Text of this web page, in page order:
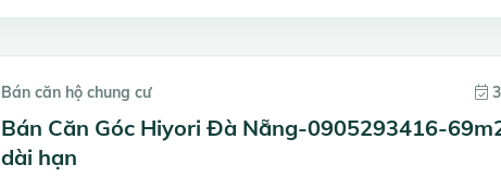
Bán căn hộ chung cư
Bán Căn Góc Hiyori Đà Nẵng-0905293416-
dài hạn